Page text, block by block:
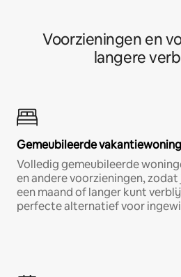
Voorzieningen en
langere
Gemeubileerde
Volledig gemeubileerde
en andere voorzieningen, zodat
een maand of langer kunt
perfecte alternatief voor